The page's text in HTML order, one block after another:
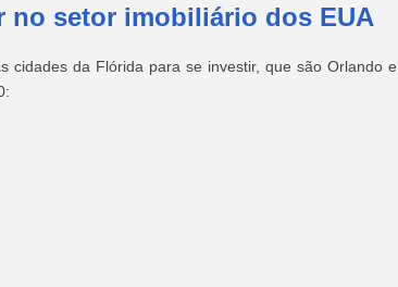
no setor imobiliário dos EUA
cidades da Flórida para se investir, que são Orlando e